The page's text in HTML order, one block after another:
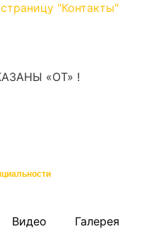
"Контакты"
«ОТ» !
Видео Галерея